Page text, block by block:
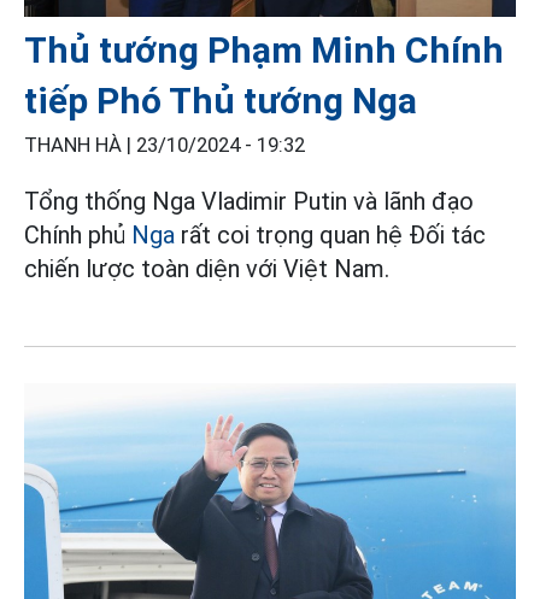
Thủ tướng Phạm Minh Chính
tiếp Phó Thủ tướng Nga
THANH HÀ | 23/10/2024 - 19:32
Tổng thống Nga Vladimir Putin và lãnh đạo
Chính phủ Nga rất coi trọng quan hệ Đối tác
chiến lược toàn diện với Việt Nam.